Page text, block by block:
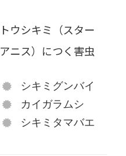
トウシキミ（スター
アニス）につく害虫
シキミグンバイ
カイガラムシ
シキミタマバエ